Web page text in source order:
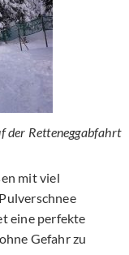
der Retteneggabfahrt
mit viel
eine perfekte
Gefahr zu